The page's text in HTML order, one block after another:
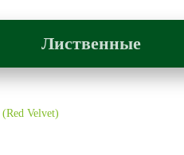
Лиственные